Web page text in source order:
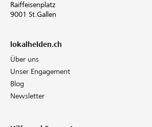
Raiffeisenplatz
9001 St.Gallen
lokalhelden.ch
Über uns
Unser Engagement
Blog
Newsletter